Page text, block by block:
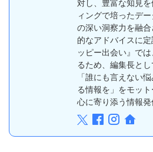
対し、豊富な知見
ィングで培ったデ
の深い洞察力を融
的なアドバイスに
ッピー出会い』で
るため、編集長とし
「誰にも言えない
る情報を」をモッ
心に寄り添う情報発